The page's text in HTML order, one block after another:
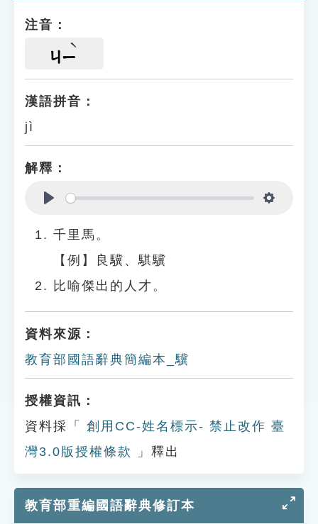
注音：
ㄐㄧ
漢語拼音：
jì
解釋：
千里馬。
【例】良驥、騏驥
比喻傑出的人才。
資料來源：
教育部國語辭典簡編本_驥
授權資訊：
資料採「
創用CC-姓名標示- 禁止改作 臺
灣3.0版授權條款
」釋出
教育部重編國語辭典修訂本